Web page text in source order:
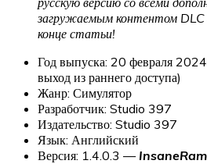
загружаемым контентом
конце статьи!
Год выпуска: 20 февраля
выход из раннего доступа)
Жанр: Симулятор
Разработчик: Studio 397
Издательство: Studio 397
Язык: Английский
Версия: 1.4.0.3 —